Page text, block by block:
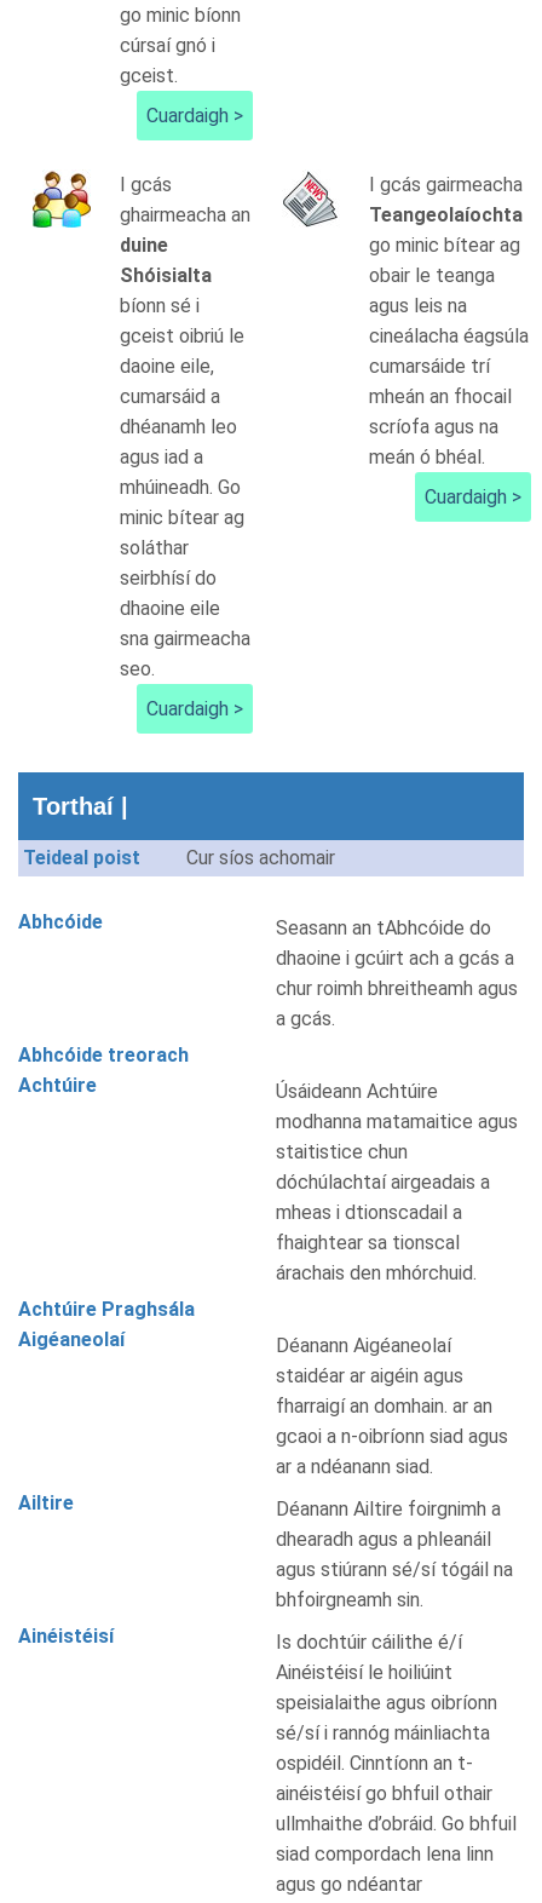
go minic bíonn
cúrsaí gnó i
gceist.
Cuardaigh >
I gcás
ghairmeacha an
duine
Shóisialta
bíonn sé i
gceist oibriú le
daoine eile,
cumarsáid a
dhéanamh leo
agus iad a
mhúineadh. Go
minic bítear ag
soláthar
seirbhísí do
dhaoine eile
sna gairmeacha
seo.
Cuardaigh >
I gcás gairmeacha
Teangeolaíochta
go minic bítear ag
obair le teanga
agus leis na
cineálacha éagsúla
cumarsáide trí
mheán an fhocail
scríofa agus na
meán ó bhéal.
Cuardaigh >
Torthaí |
Teideal poist Cur síos achomair
Abhcóide
Seasann an tAbhcóide do
dhaoine i gcúirt ach a gcás a
chur roimh bhreitheamh agus
a gcás.
Abhcóide treorach
Achtúire
Úsáideann Achtúire
modhanna matamaitice agus
staitistice chun
dóchúlachtaí airgeadais a
mheas i dtionscadail a
fhaightear sa tionscal
árachais den mhórchuid.
Achtúire Praghsála
Aigéaneolaí
Déanann Aigéaneolaí
staidéar ar aigéin agus
fharraigí an domhain. ar an
gcaoi a n-oibríonn siad agus
ar a ndéanann siad.
Ailtire
Déanann Ailtire foirgnimh a
dhearadh agus a phleanáil
agus stiúrann sé/sí tógáil na
bhfoirgneamh sin.
Ainéistéisí
Is dochtúir cáilithe é/í
Ainéistéisí le hoiliúint
speisialaithe agus oibríonn
sé/sí i rannóg máinliachta
ospidéil. Cinntíonn an t-
ainéistéisí go bhfuil othair
ullmhaithe d’obráid. Go bhfuil
siad compordach lena linn
agus go ndéantar